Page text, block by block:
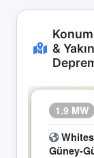
& Yakın
1.9 MW
Güney-